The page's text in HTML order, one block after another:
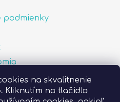
na skvalitnenie
Kliknutím na tlačidlo
podmienky
cookies